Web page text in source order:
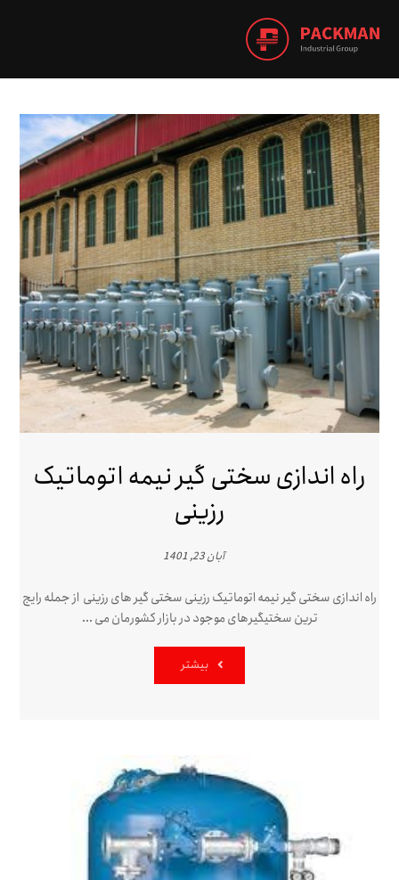
راه اندازی سختی گیر نیمه اتوماتیک
رزینی
آبان 23, 1401
راه اندازی سختی گیر نیمه اتوماتیک رزینی سختی گیر های رزینی از جمله رایج
ترین سختیگیرهای موجود در بازار کشورمان می ...
بیشتر